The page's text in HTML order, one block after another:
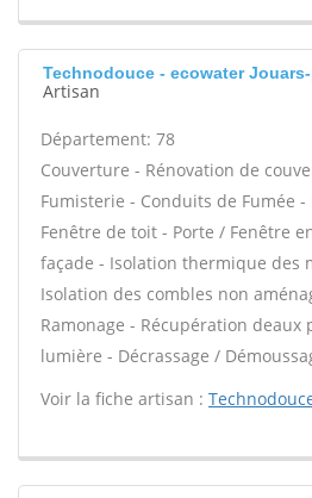
Technodouce - ecowater
Artisan
Département: 78
Couverture - Rénovation de
Fumisterie - Conduits de Fumée
Fenêtre de toit - Porte / Fenêtre
façade - Isolation thermique des
Isolation des combles non
Ramonage - Récupération
lumière - Décrassage /
Voir la fiche artisan :